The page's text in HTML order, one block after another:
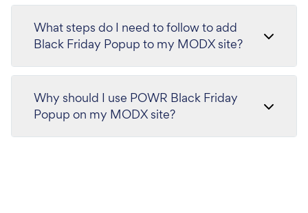
What steps do I need to follow to add
Black Friday Popup to my MODX site?
Why should I use POWR Black Friday
Popup on my MODX site?